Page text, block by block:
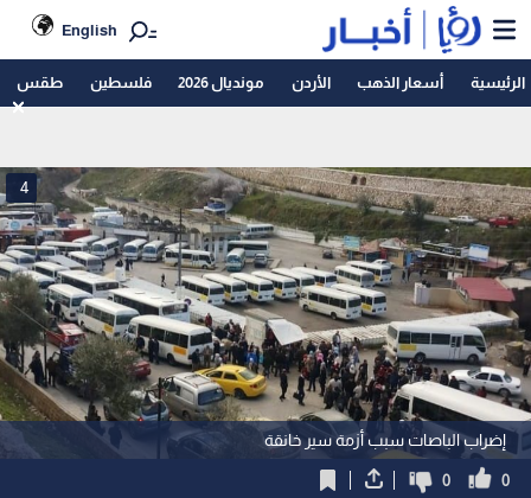
English
الرئيسية أسعار الذهب الأردن مونديال 2026 فلسطين طقس
إضراب الباصات سبب أزمة سير خانقة
4
0
0